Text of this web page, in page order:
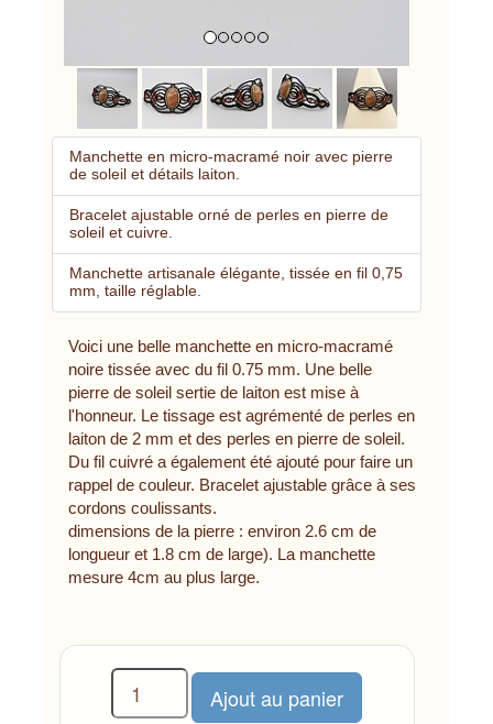
Manchette en micro-macramé noir avec pierre
de soleil et détails laiton.
Bracelet ajustable orné de perles en pierre de
soleil et cuivre.
Manchette artisanale élégante, tissée en fil 0,75
mm, taille réglable.
Voici une belle manchette en micro-macramé
noire tissée avec du fil 0.75 mm. Une belle
pierre de soleil sertie de laiton est mise à
l'honneur. Le tissage est agrémenté de perles en
laiton de 2 mm et des perles en pierre de soleil.
Du fil cuivré a également été ajouté pour faire un
rappel de couleur. Bracelet ajustable grâce à ses
cordons coulissants.
dimensions de la pierre : environ 2.6 cm de
longueur et 1.8 cm de large). La manchette
mesure 4cm au plus large.